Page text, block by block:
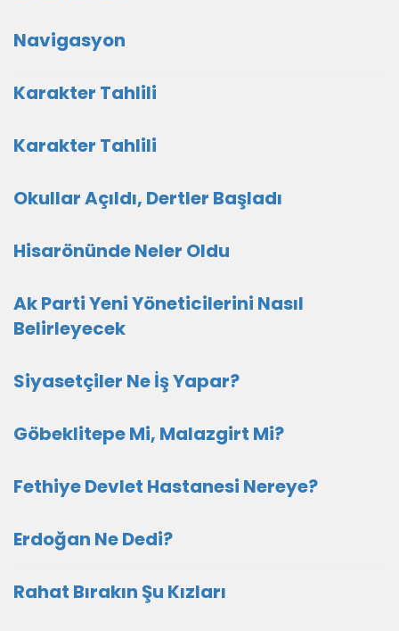
Navigasyon
Karakter Tahlili
Karakter Tahlili
Okullar Açıldı, Dertler Başladı
Hisarönünde Neler Oldu
Ak Parti Yeni Yöneticilerini Nasıl
Belirleyecek
Siyasetçiler Ne İş Yapar?
Göbeklitepe Mi, Malazgirt Mi?
Fethiye Devlet Hastanesi Nereye?
Erdoğan Ne Dedi?
Rahat Bırakın Şu Kızları